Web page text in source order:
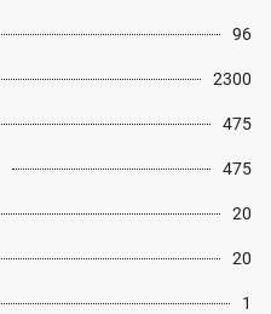
96
2300
475
475
20
20
1